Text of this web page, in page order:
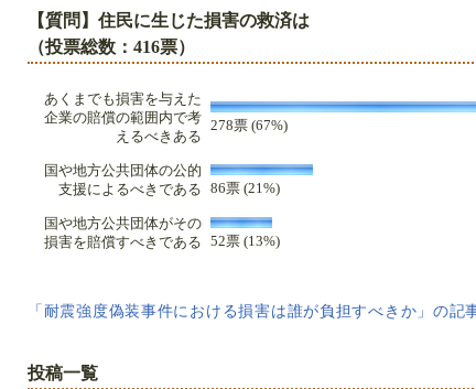
【質問】住民に生じた損害の救済は
（投票総数：416票）
あくまでも損害を与えた
企業の賠償の範囲内で考
えるべきある
278票 (67%)
国や地方公共団体の公的
支援によるべきである
86票 (21%)
国や地方公共団体がその
損害を賠償すべきである
52票 (13%)
「耐震強度偽装事件における損害は誰が負担すべきか」の記
投稿一覧